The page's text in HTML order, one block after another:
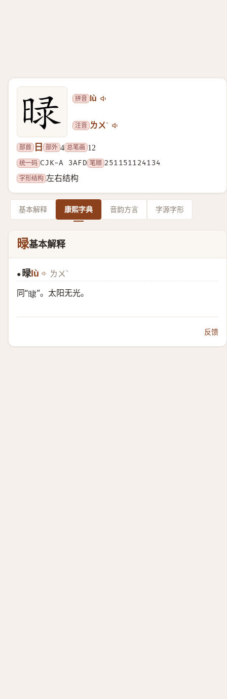
拼音 lù
注音 ㄌㄨˋ
部首 日 部外 4 总笔画 12
统一码 CJK-A 3AFD 笔顺 251151124134
字形结构 左右结构
基本解释 康熙字典 音韵方言 字源字形
㫽基本解释
● 㫽lù ㄌㄨˋ
同“𣇨 ”。太阳无光。
反馈